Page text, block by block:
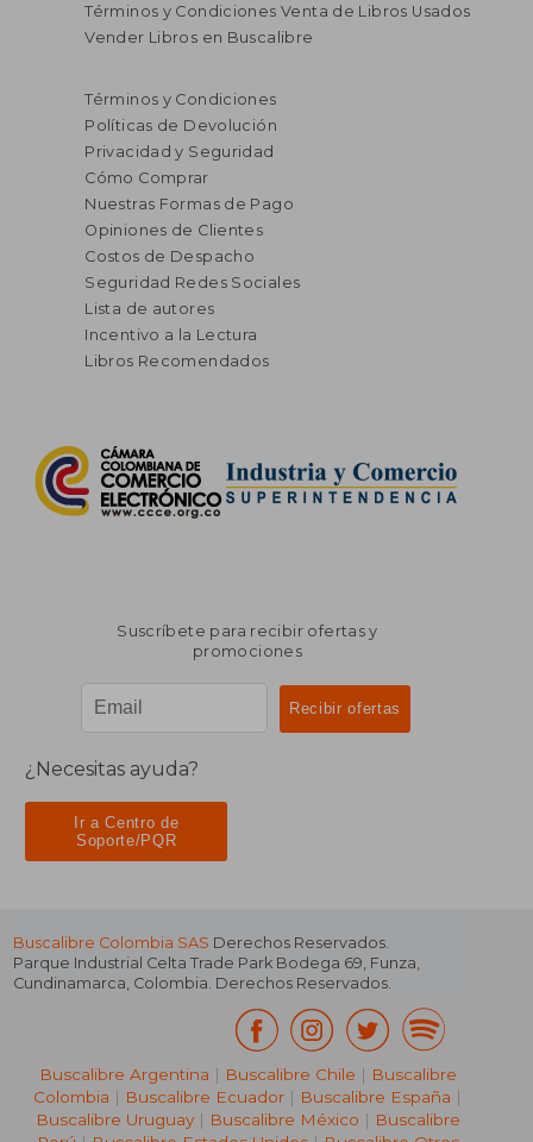
$ 164.829
Términos y Condiciones Venta de Libros Usados
Vender Libros en Buscalibre
Términos y Condiciones
Políticas de Devolución
Privacidad y Seguridad
Cómo Comprar
Nuestras Formas de Pago
Opiniones de Clientes
Costos de Despacho
Seguridad Redes Sociales
Lista de autores
Incentivo a la Lectura
Libros Recomendados
Suscríbete para recibir ofertas y
promociones
¿Necesitas ayuda?
Ir a Centro de
Soporte/PQR
Buscalibre Colombia SAS Derechos Reservados.
Parque Industrial Celta Trade Park Bodega 69, Funza,
Cundinamarca, Colombia. Derechos Reservados.
Buscalibre Argentina | Buscalibre Chile | Buscalibre
Colombia | Buscalibre Ecuador | Buscalibre España |
Buscalibre Uruguay| Buscalibre México | Buscalibre